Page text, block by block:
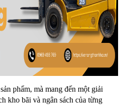
phẩm, mà mang đến một giải
kho bãi và ngân sách của từng